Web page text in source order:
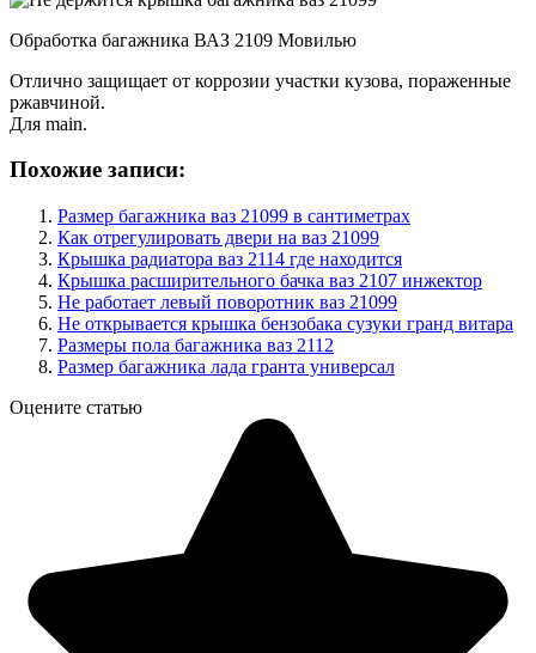
Обработка багажника ВАЗ 2109 Мовилью
Отлично защищает от коррозии участки кузова, пораженные
ржавчиной.
Для main.
Похожие записи:
Размер багажника ваз 21099 в сантиметрах
Как отрегулировать двери на ваз 21099
Крышка радиатора ваз 2114 где находится
Крышка расширительного бачка ваз 2107 инжектор
Не работает левый поворотник ваз 21099
Не открывается крышка бензобака сузуки гранд витара
Размеры пола багажника ваз 2112
Размер багажника лада гранта универсал
Оцените статью